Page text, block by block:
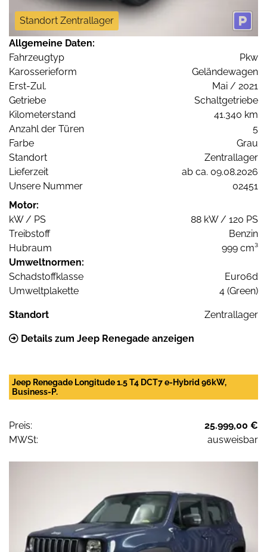
Standort Zentrallager
Allgemeine Daten:
Fahrzeugtyp
Pkw
Karosserieform
Geländewagen
Erst-Zul.
Mai / 2021
Getriebe
Schaltgetriebe
Kilometerstand
41.340 km
Anzahl der Türen
5
Farbe
Grau
Standort
Zentrallager
Lieferzeit
ab ca. 09.08.2026
Unsere Nummer
02451
Motor:
kW / PS
88 kW / 120 PS
Treibstoff
Benzin
Hubraum
999 cm³
Umweltnormen:
Schadstoffklasse
Euro6d
Umweltplakette
4 (Green)
Standort Zentrallager
Details zum Jeep Renegade anzeigen
Jeep Renegade Longitude 1.5 T4 DCT7 e-Hybrid 96kW,
Business-P.
Preis:
25.999,00 €
MWSt:
ausweisbar